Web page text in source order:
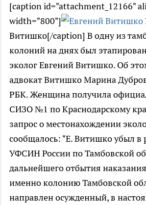
[caption id="attachment_12166"
width="800"]
Витишко[/caption] В одну из
колоний на днях был
эколог Евгений Витишко. Об
адвокат Витишко Марина
РБК. Женщина получила
СИЗО №1 по Краснодарскому
запрос о местонахождении
сообщалось: "Е. Витишко убыл в
УФСИН России по Тамбовской
дальнейшего отбытия
именно колонию Тамбовской
направлен осужденный, в